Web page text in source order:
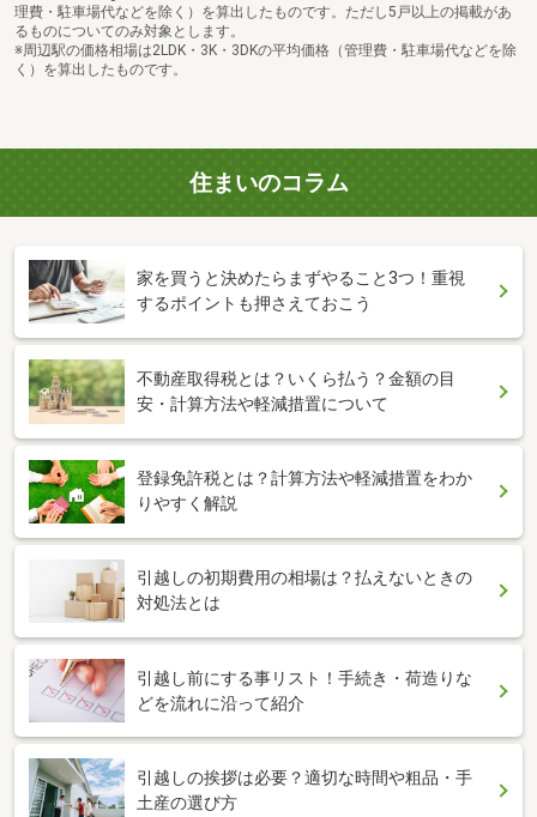
理費・駐車場代などを除く）を算出したものです。ただし5戸以上の掲載があ
るものについてのみ対象とします。
※周辺駅の価格相場は2LDK・3K・3DKの平均価格（管理費・駐車場代などを除
く）を算出したものです。
住まいのコラム
家を買うと決めたらまずやること3つ！重視
するポイントも押さえておこう
不動産取得税とは？いくら払う？金額の目
安・計算方法や軽減措置について
登録免許税とは？計算方法や軽減措置をわか
りやすく解説
引越しの初期費用の相場は？払えないときの
対処法とは
引越し前にする事リスト！手続き・荷造りな
どを流れに沿って紹介
引越しの挨拶は必要？適切な時間や粗品・手
土産の選び方